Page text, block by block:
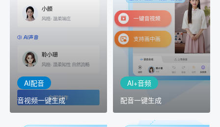
AI配音
音视频一键生成
音视频一键生成
室"中输入文本或录音，一
出
AI+音频
配音一键生成
配音一键生成
AI+音频：基于全球领先的
TTS能力打造的AI音频制作
工具，输入文本、选择发
音人即可一键生成专业音